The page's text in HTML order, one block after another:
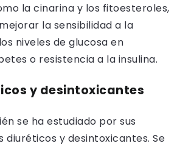
la cinarina y los fitoesteroles,
la sensibilidad a la
niveles de glucosa en
o resistencia a la insulina.
y desintoxicantes
se ha estudiado por sus
diuréticos y desintoxicantes. Se